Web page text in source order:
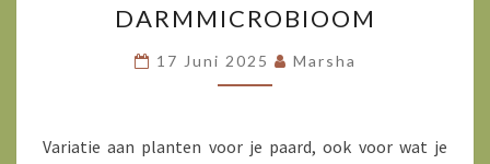
HUN
DARMMICROBIOOM
DARMMICROBIOOM
17 Juni 2025 Marsha
Variatie aan planten voor je paard, ook voor wat je